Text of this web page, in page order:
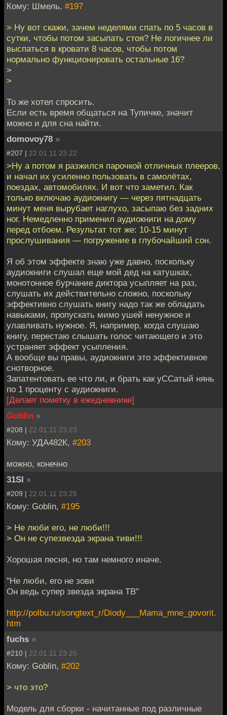
Кому: Шмель, #197
> Ну вот скажи, зачем неделями спать по 5 часов в
сутки, чтобы потом засыпать стоя? Не логичнее ли
выспаться в кровати 8 часов, чтобы потом
нормально функционировать остальные 16?
>
>
То же хотел спросить.
Если есть время общаться на Тупичке, значит
можно и для сна найти.
domovoy78 »
#207 | 22.01.11 23:22
>Ну а потом я разжился парочкой отличных плееров,
и начал их усиленно пользовать в самолётах,
поездах, автомобилях. И вот что заметил. Как
только включаю аудиокнигу — через пятнадцать
минут меня вырубает наглухо, засыпаю без задних
ног. Немедленно применил аудиокниги на дому
перед отбоем. Результат тот же: 10-15 минут
прослушивания — погружение в глубочайший сон.
Я об этом эффекте знаю уже давно, поскольку
аудиокниги слушал еще мой дед на катушках,
монотонное бурчание диктора усыпляет на раз,
слушать их действительно сложно, поскольку
эффективно слушать книгу надо так же обладать
навыками, пропускать мимо ушей ненужное и
улавливать нужное. Я, например, когда слушаю
книгу, перестаю слышать голос читающего и это
устраняет эффект усыпления.
А вообще вы правы, аудиокниги это эффективное
снотворное.
Запатентовать ее что ли, и брать как уССатый нянь
по 1 проценту с аудиокниги.
[Делает пометку в ежедневнике]
Goblin »
#208 | 22.01.11 23:23
Кому: УДА482К, #203
можно, конечно
31SI »
#209 | 22.01.11 23:25
Кому: Goblin, #195
> Не люби его, не люби!!!
> Он не супезвезда экрана тиви!!!
Хорошая песня, но там немного иначе.
"Не люби, его не зови
Он ведь супер звезда экрана ТВ"
http://polbu.ru/songtext_r/Diody___Mama_mne_govorit.
htm
fuchs »
#210 | 22.01.11 23:25
Кому: Goblin, #202
> что это?
Модель для сборки - начитанные под различные